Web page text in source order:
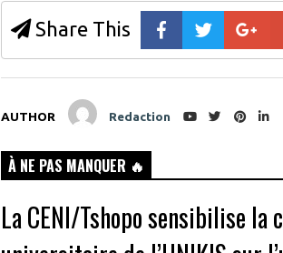
o
k
(
O
e
n
n
n
w
i
n
o
w
s
n
n
w
w
Share This
AUTHOR Redaction
À NE PAS MANQUER 🔥
La CENI/Tshopo sensibilise la